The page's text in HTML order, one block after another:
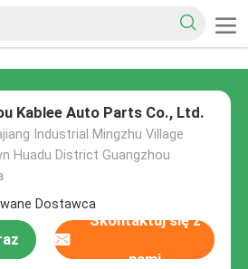
Kablee Auto Parts Co., Ltd.
Industrial Mingzhu Village
Huadu District Guangzhou
Dostawca
Skontaktuj się z
nami